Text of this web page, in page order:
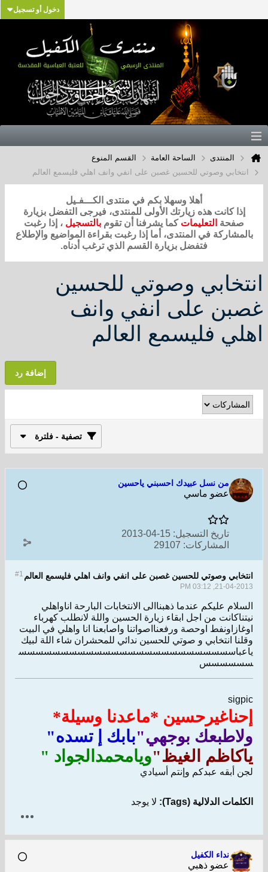
دخول أو تسجيل
المنتدى الساحة العامة
القسم المنوع
انتخابي وصوتي للحسين غصبن على انفي وانف اهلي فليسمع العالم
أهلا وسهلا بكم في منتدى الكـــفـيل
إذا كانت هذه زيارتك الأولى للمنتدى، فيرجى التفضل بزيارة
صفحة التعليمات كما يشرفنا أن تقوم بالتسجيل ، إذا رغبت
بالمشاركة في المنتدى، أما إذا رغبت بقراءة المواضيع والإطلاع
فتفضل بزيارة القسم الذي ترغب أدناه.
انتخابي وصوتي للحسين
غصبن على انفي وانف
اهلي فليسمع العالم
إضافة رد
تصفية - فلترة
من نسل عبيدك احسبني ياحسين
عضو ماسي
تاريخ التسجيل: 15-04-2013
المشاركات: 29107
#1 انتخابي وصوتي للحسين غصبن على انفي وانف اهلي فليسمع العالم
21-04-2013, 03:12 PM
السلام عليكم عندما ذهبناالى الانتخابات البارحة اناواهلي
نيتناكانت من اجل ابقاء زيارة الحسين واللة لانطلب كهرباء
اوغازاونفط اوحصة ورفعنااصواتنا واصابعنا انا واهلي في البيت
وقلنا انتخابي و صوتي للحسين ندائي للمحشران شاء اللة لبيك
ياعباسسسسسسسسسسسسسسسسسسسسسسسسسس
سسسسسس
sigpic
إحناغيرحسين *ماعدنا وسيلة*
ولاطبعك بوجهي"بابك إ تسده"
ياكاظم الغيظ"ويامحمدالجواد "
لجن أبقه عبدكم وإنتم أسيادي
الكلمات الدلالية (Tags): لا يوجد
نداء الكفيل
عضو ذهبي